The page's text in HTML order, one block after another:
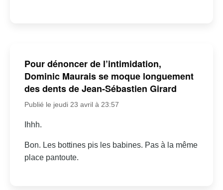
Pour dénoncer de l’intimidation,
Dominic Maurais se moque longuement
des dents de Jean-Sébastien Girard
Publié le jeudi 23 avril à 23:57
Ihhh.
Bon. Les bottines pis les babines. Pas à la même
place pantoute.